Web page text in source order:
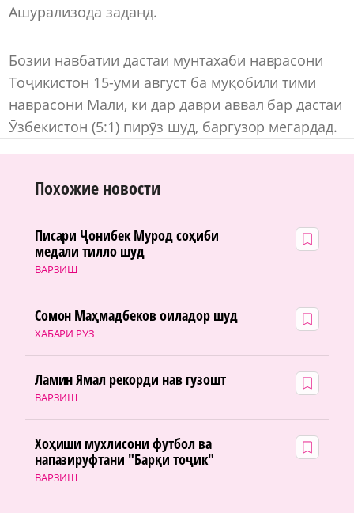
Ашурализода заданд.
Бозии навбатии дастаи мунтахаби наврасони
Тоҷикистон 15-уми август ба муқобили тими
наврасони Мали, ки дар даври аввал бар дастаи
Ӯзбекистон (5:1) пирӯз шуд, баргузор мегардад.
Похожие новости
ВАРЗИШ
Писари Ҷонибек Мурод соҳиби
медали тилло шуд
ХАБАРИ РӮЗ
Сомон Маҳмадбеков оиладор шуд
ВАРЗИШ
Ламин Ямал рекорди нав гузошт
ВАРЗИШ
Хоҳиши мухлисони футбол ва
напазируфтани "Барқи тоҷик"